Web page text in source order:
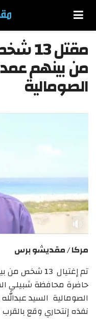
مقتل
من بينهم
الصومالية
مركا / مقديشو برس
تم إغتيال 13
حاضرة محافظة شبيلي
الصومالية السيد
نفذه إنتحاري وقع